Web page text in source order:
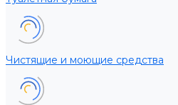
Чистящие и моющие средства